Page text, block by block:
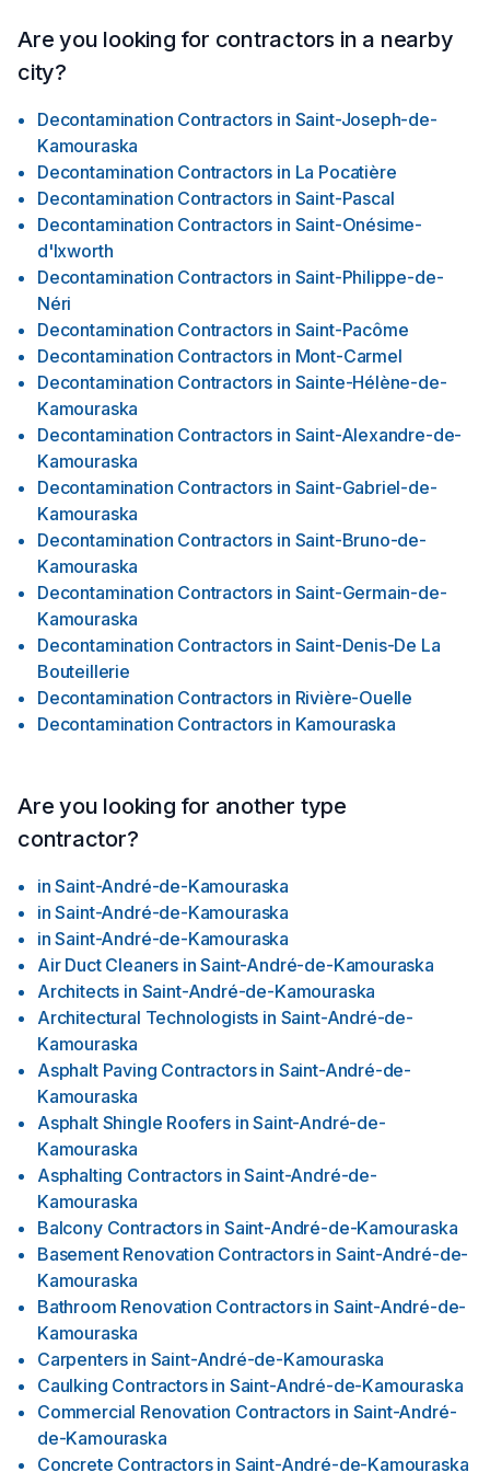
Are you looking for contractors in a nearby
city?
Decontamination Contractors in Saint-Joseph-de-
Kamouraska
Decontamination Contractors in La Pocatière
Decontamination Contractors in Saint-Pascal
Decontamination Contractors in Saint-Onésime-
d'Ixworth
Decontamination Contractors in Saint-Philippe-de-
Néri
Decontamination Contractors in Saint-Pacôme
Decontamination Contractors in Mont-Carmel
Decontamination Contractors in Sainte-Hélène-de-
Kamouraska
Decontamination Contractors in Saint-Alexandre-de-
Kamouraska
Decontamination Contractors in Saint-Gabriel-de-
Kamouraska
Decontamination Contractors in Saint-Bruno-de-
Kamouraska
Decontamination Contractors in Saint-Germain-de-
Kamouraska
Decontamination Contractors in Saint-Denis-De La
Bouteillerie
Decontamination Contractors in Rivière-Ouelle
Decontamination Contractors in Kamouraska
Are you looking for another type
contractor?
in Saint-André-de-Kamouraska
in Saint-André-de-Kamouraska
in Saint-André-de-Kamouraska
Air Duct Cleaners in Saint-André-de-Kamouraska
Architects in Saint-André-de-Kamouraska
Architectural Technologists in Saint-André-de-
Kamouraska
Asphalt Paving Contractors in Saint-André-de-
Kamouraska
Asphalt Shingle Roofers in Saint-André-de-
Kamouraska
Asphalting Contractors in Saint-André-de-
Kamouraska
Balcony Contractors in Saint-André-de-Kamouraska
Basement Renovation Contractors in Saint-André-de-
Kamouraska
Bathroom Renovation Contractors in Saint-André-de-
Kamouraska
Carpenters in Saint-André-de-Kamouraska
Caulking Contractors in Saint-André-de-Kamouraska
Commercial Renovation Contractors in Saint-André-
de-Kamouraska
Concrete Contractors in Saint-André-de-Kamouraska